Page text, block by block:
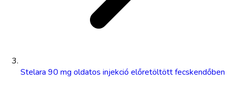
Stelara 90 mg oldatos injekció előretöltött fecskendőben